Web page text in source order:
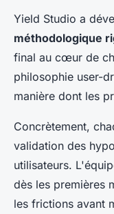
Yield Studio a
méthodologique
final au cœur de
philosophie user-
manière dont les
Concrètement,
validation des
utilisateurs.
dès les premières
les frictions avant